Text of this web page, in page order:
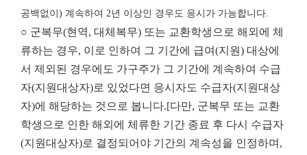
공백없이) 계속하여 2년 이상인 경우도 응시가 가능합니다.
○ 군복무(현역, 대체복무) 또는 교환학생으로 해외에 체
류하는 경우, 이로 인하여 그 기간에 급여(지원) 대상에
서 제외된 경우에도 가구주가 그 기간에 계속하여 수급
자(지원대상자)로 있었다면 응시자도 수급자(지원대상
자)에 해당하는 것으로 봅니다.[다만, 군복무 또는 교환
학생으로 인한 해외에 체류한 기간 종료 후 다시 수급자
(지원대상자)로 결정되어야 기간의 계속성을 인정하며,